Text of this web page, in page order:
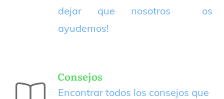
dejar que nosotros os
ayudemos!
Consejos
Encontrar todos los consejos que